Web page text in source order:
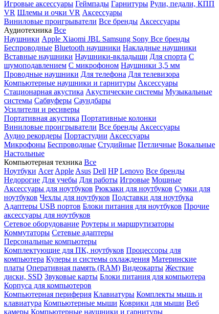
Игровые аксессуары Геймпады Гарнитуры Рули, педали, КПП
VR Шлемы и очки VR Аксессуары
Виниловые проигрыватели Все бренды Аксессуары
Аудиотехника Все
Наушники Apple Xiaomi JBL Samsung Sony Все бренды
Беспроводные Bluetooth наушники Накладные наушники
Вставные наушники Наушники-вкладыши Для спорта С
шумоподавлением С микрофоном Наушники 3,5 мм
Проводные наушники Для телефона Для телевизора
Компьютерные наушники и гарнитуры Аксессуары
Стационарная акустика Акустические системы Музыкальные
системы Сабвуферы Саундбары
Усилители и ресиверы
Портативная акустика Портативные колонки
Виниловые проигрыватели Все бренды Аксессуары
Аудио рекордеры Портастудии Аксессуары
Микрофоны Беспроводные Студийные Петличные Вокальные
Настольные
Компьютерная техника Все
Ноутбуки Acer Apple Asus Dell HP Lenovo Все бренды
Недорогие Для учебы Для работы Игровые Мощные
Аксессуары для ноутбуков Рюкзаки для ноутбуков Сумки для
ноутбуков Чехлы для ноутбуков Подставки для ноутбука
Адаптеры USB портов Блоки питания для ноутбуков Прочие
аксессуары для ноутбуков
Сетевое оборудование Роутеры и маршрутизаторы
Коммутаторы Сетевые адаптеры
Персональные компьютеры
Комплектующие для ПК, ноутбуков Процессоры для
компьютера Кулеры и системы охлаждения Материнские
платы Оперативная память (RAM) Видеокарты Жесткие
диски, SSD Звуковые карты Блоки питания для компьютера
Корпуса для компьютеров
Компьютерная периферия Клавиатуры Комплекты мышь и
клавиатура Компьютерные мыши Коврики для мыши Веб
камеры Компьютерные наушники и гарнитуры